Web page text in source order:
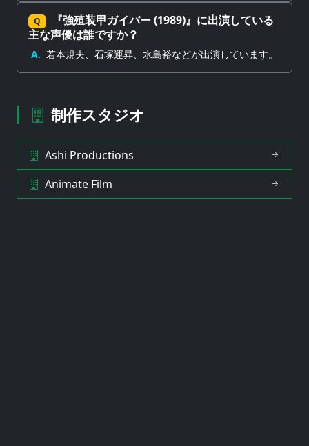
Q
『強殖装甲ガイバー (1989)』に出演している
主な声優は誰ですか？
A. 若本規夫、石塚運昇、水島裕などが出演しています。
制作スタジオ
Ashi Productions
Animate Film